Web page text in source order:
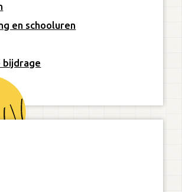
en schooluren